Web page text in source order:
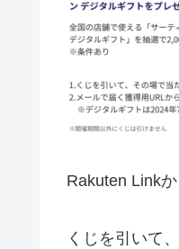
Rakuten Link
くじを引いて